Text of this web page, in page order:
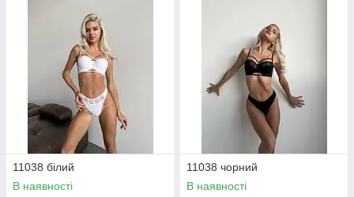
11038 білий
В наявності
11038 чорний
В наявності